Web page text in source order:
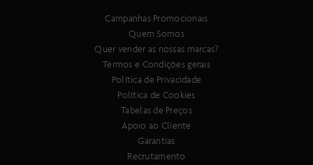
Campanhas Promocionais
Quem Somos
Quer vender as nossas marcas?
Termos e Condições gerais
Política de Privacidade
Política de Cookies
Tabelas de Preços
Apoio ao Cliente
Garantias
Recrutamento